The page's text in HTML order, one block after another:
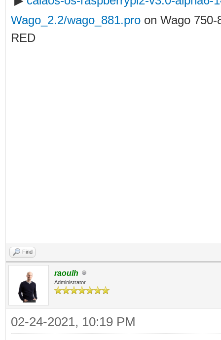
Wago_2.2/wago_881.pro on Wago 750-
RED
Find
raoulh
Administrator
02-24-2021, 10:19 PM